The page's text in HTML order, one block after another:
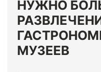
НУЖНО
МУЗЕЕВ